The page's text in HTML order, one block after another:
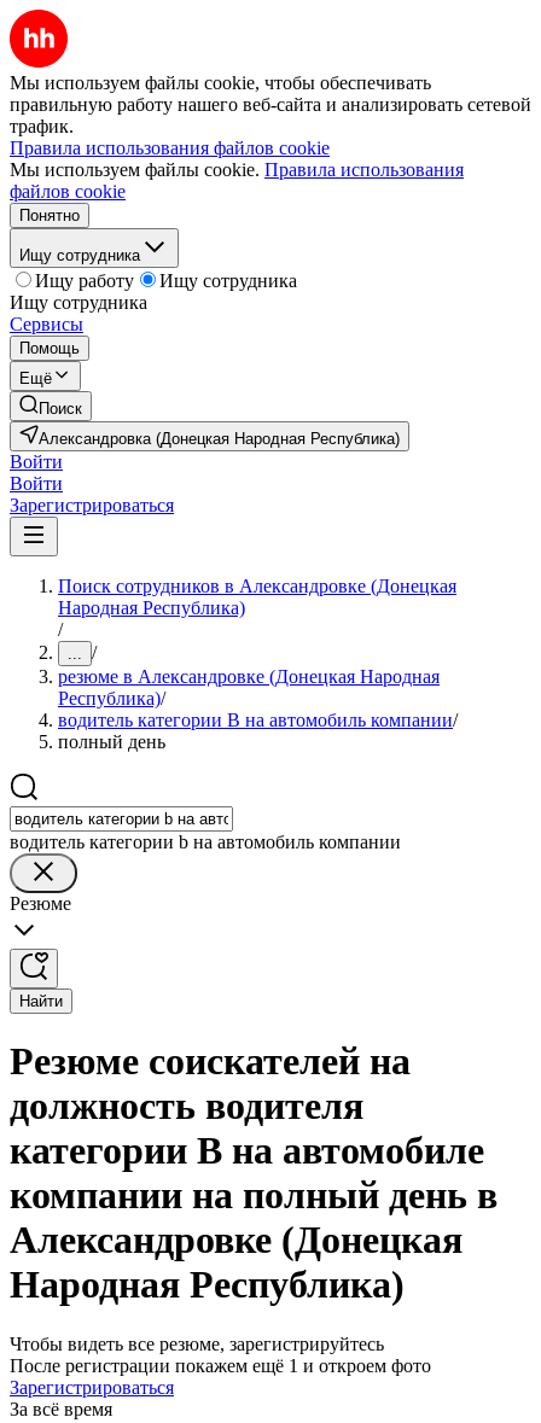
Мы используем файлы cookie, чтобы обеспечивать
правильную работу нашего веб-сайта и анализировать сетевой
трафик.
Правила использования файлов cookie
Мы используем файлы cookie. Правила использования
файлов cookie
Понятно
Ищу сотрудника
Ищу работу
Ищу сотрудника
Ищу сотрудника
Сервисы
Помощь
Ещё
Поиск
Александровка (Донецкая Народная Республика)
Войти
Войти
Зарегистрироваться
Поиск сотрудников в Александровке (Донецкая
Народная Республика)
/
... /
резюме в Александровке (Донецкая Народная
Республика)/
водитель категории B на автомобиль компании/
полный день
водитель категории b на автомобиль компании
Резюме
Найти
Резюме соискателей на
должность водителя
категории B на автомобиле
компании на полный день в
Александровке (Донецкая
Народная Республика)
Чтобы видеть все резюме, зарегистрируйтесь
После регистрации покажем ещё 1 и откроем фото
Зарегистрироваться
За всё время